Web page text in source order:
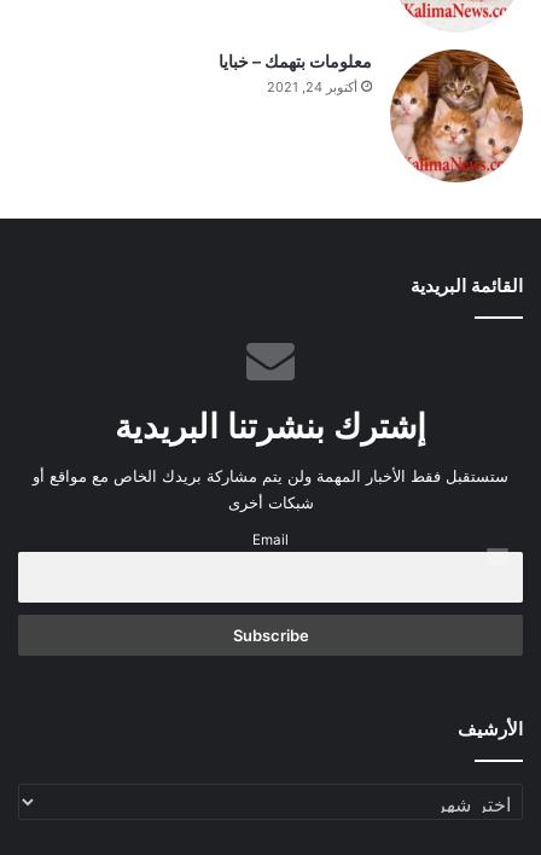
معلومات بتهمك – خبايا
أكتوبر 24, 2021
القائمة البريدية
إشترك بنشرتنا البريدية
ستستقبل فقط الأخبار المهمة ولن يتم مشاركة بريدك الخاص مع مواقع أو
شبكات أخرى
Email
الأرشيف
الأرشيف